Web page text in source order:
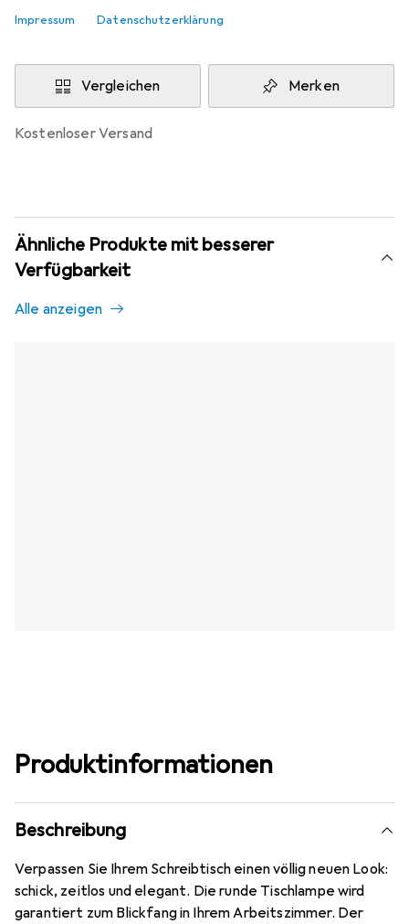
Impressum Datenschutzerklärung
Vergleichen Merken
kostenloser Versand
Ähnliche Produkte mit besserer
Verfügbarkeit
Alle anzeigen
Produktinformationen
Beschreibung
Verpassen Sie Ihrem Schreibtisch einen völlig neuen Look:
schick, zeitlos und elegant. Die runde Tischlampe wird
garantiert zum Blickfang in Ihrem Arbeitszimmer. Der